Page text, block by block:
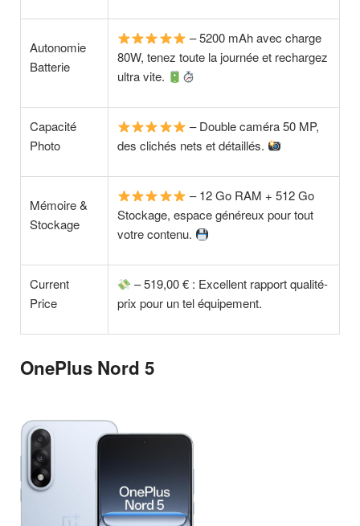
Autonomie
Batterie
– 5200 mAh avec charge
80W, tenez toute la journée et rechargez
ultra vite.
Capacité
Photo
– Double caméra 50 MP,
des clichés nets et détaillés.
Mémoire &
Stockage
– 12 Go RAM + 512 Go
Stockage, espace généreux pour tout
votre contenu.
Current
Price
– 519,00 € : Excellent rapport qualité-
prix pour un tel équipement.
OnePlus Nord 5